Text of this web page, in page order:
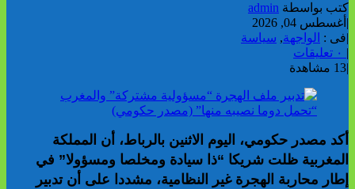
كتب بواسطة admin
| أغسطس 04, 2026
|فى : الواجهة, سياسة
|
|13 مشاهدة
أكد مصدر حكومي، اليوم الاثنين بالرباط، أن المملكة
المغربية ظلت شريكا “ذا سيادة ومخلصا ومسؤولا” في
إطار محاربة الهجرة غير النظامية، مشددا على أن تدبير